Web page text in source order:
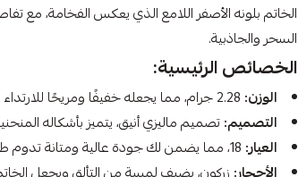
الخاتم بلونه الأصفر اللامع الذي يعكس الفخامة،
السحر والجاذبية.
الخصائص الرئيسية:
الوزن:
التصميم:تصميم ماليزي أنيق، يتميز بأشكاله
العيار: